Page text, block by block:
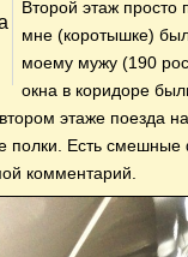
Второй этаж просто
мне (коротышке)
моему мужу (190
окна в коридоре
этаже поезда
полки. Есть смешные
комментарий.